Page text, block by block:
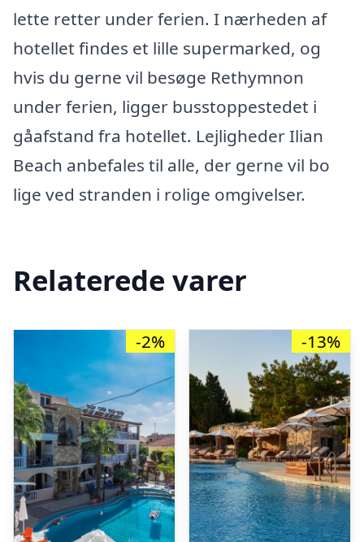
lette retter under ferien. I nærheden af
hotellet findes et lille supermarked, og
hvis du gerne vil besøge Rethymnon
under ferien, ligger busstoppestedet i
gåafstand fra hotellet. Lejligheder Ilian
Beach anbefales til alle, der gerne vil bo
lige ved stranden i rolige omgivelser.
Relaterede varer
-2% -13%